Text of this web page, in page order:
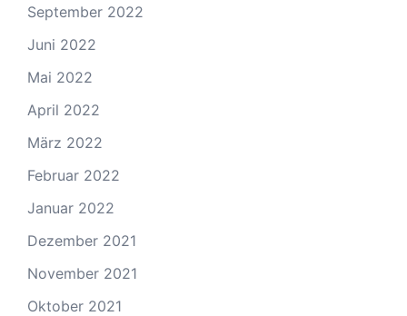
September 2022
Juni 2022
Mai 2022
April 2022
März 2022
Februar 2022
Januar 2022
Dezember 2021
November 2021
Oktober 2021